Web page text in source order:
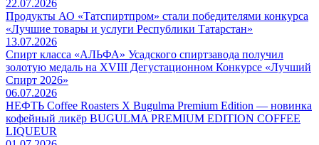
22.07.2026
Продукты АО «Татспиртпром» стали победителями конкурса
«Лучшие товары и услуги Республики Татарстан»
13.07.2026
Спирт класса «АЛЬФА» Усадского спиртзавода получил
золотую медаль на XVIII Дегустационном Конкурсе «Лучший
Спирт 2026»
06.07.2026
НЕФТЬ Coffee Roasters Х Bugulma Premium Edition — новинка
кофейный ликёр BUGULMA PREMIUM EDITION COFFEE
LIQUEUR